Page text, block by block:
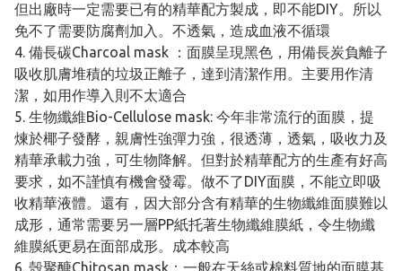
但出廠時一定需要已有的精華配方製成，即不能DIY。所以
免不了需要防腐劑加入。不透氣，造成血液不循環
4. 備長碳Charcoal mask ：面膜呈現黑色，用備長炭負離子
吸收肌膚堆積的垃圾正離子，達到清潔作用。主要用作清
潔，如用作導入則不太適合
5. 生物纖維Bio-Cellulose mask: 今年非常流行的面膜，提
煉於椰子發酵，親膚性強彈力強，很透薄，透氣，吸收力及
精華承載力強，可生物降解。但對於精華配方的生產有好高
要求，如不謹慎有機會發霉。做不了DIY面膜，不能立即吸
收精華液體。還有，因大部分含有精華的生物纖維面膜難以
成形，通常需要另一層PP紙托著生物纖維膜紙，令生物纖
維膜紙更易在面部成形。成本較高
6. 殼聚醣Chitosan mask：一般在天絲或棉料質地的面膜基